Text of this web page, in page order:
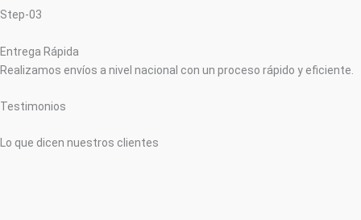
Step-03
Entrega Rápida
Realizamos envíos a nivel nacional con un proceso rápido y eficiente.
Testimonios
Lo que dicen nuestros clientes